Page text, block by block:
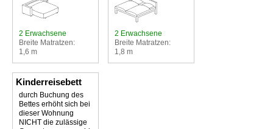
2 Erwachsene
Breite Matratzen:
1,6 m
2 Erwachsene
Breite Matratzen:
1,8 m
Kinderreisebett
durch Buchung des
Bettes erhöht sich bei
dieser Wohnung
NICHT die zulässige